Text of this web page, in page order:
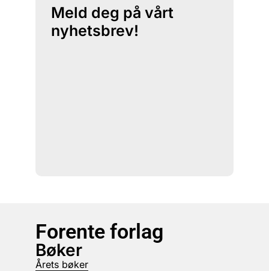
Meld deg på vårt
nyhetsbrev!
Forente forlag
Bøker
Årets bøker